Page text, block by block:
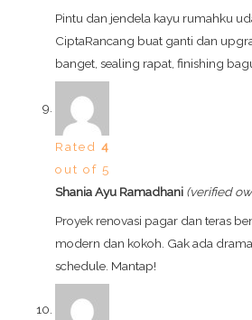
Pintu dan jendela kayu rumahku
CiptaRancang buat ganti dan
banget, sealing rapat, finishing
Rated4
out of 5
Shania Ayu Ramadhani (verified
Proyek renovasi pagar dan teras
modern dan kokoh. Gak ada
schedule. Mantap!